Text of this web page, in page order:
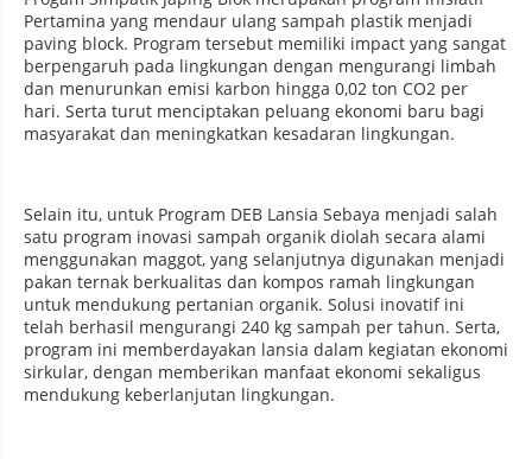
Pertamina yang mendaur ulang sampah plastik menjadi
paving block. Program tersebut memiliki impact yang sangat
berpengaruh pada lingkungan dengan mengurangi limbah
dan menurunkan emisi karbon hingga 0,02 ton CO2 per
hari. Serta turut menciptakan peluang ekonomi baru bagi
masyarakat dan meningkatkan kesadaran lingkungan.
Selain itu, untuk Program DEB Lansia Sebaya menjadi salah
satu program inovasi sampah organik diolah secara alami
menggunakan maggot, yang selanjutnya digunakan menjadi
pakan ternak berkualitas dan kompos ramah lingkungan
untuk mendukung pertanian organik. Solusi inovatif ini
telah berhasil mengurangi 240 kg sampah per tahun. Serta,
program ini memberdayakan lansia dalam kegiatan ekonomi
sirkular, dengan memberikan manfaat ekonomi sekaligus
mendukung keberlanjutan lingkungan.